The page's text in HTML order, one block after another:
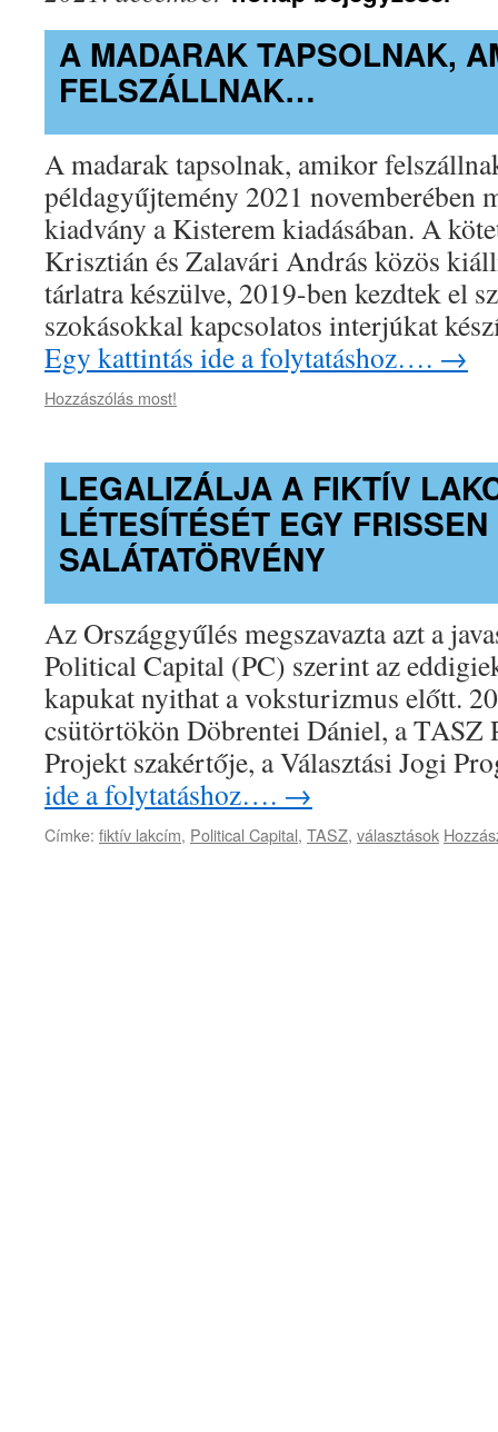
A MADARAK TAPSOLNAK,
FELSZÁLLNAK…
A madarak tapsolnak, amikor
példagyűjtemény 2021 novemberében
kiadvány a Kisterem kiadásában. A
Krisztián és Zalavári András közös
tárlatra készülve, 2019-ben kezdtek el
szokásokkal kapcsolatos interjúkat
Egy kattintás ide a folytatáshoz…. →
Hozzászólás most!
LEGALIZÁLJA A FIKTÍV
LÉTESÍTÉSÉT EGY
SALÁTATÖRVÉNY
Az Országgyűlés megszavazta azt a
Political Capital (PC) szerint az
kapukat nyithat a voksturizmus előtt.
csütörtökön Döbrentei Dániel, a TASZ
Projekt szakértője, a Választási Jogi
ide a folytatáshoz…. →
Címke: fiktív lakcím, Political Capital, TASZ, választások